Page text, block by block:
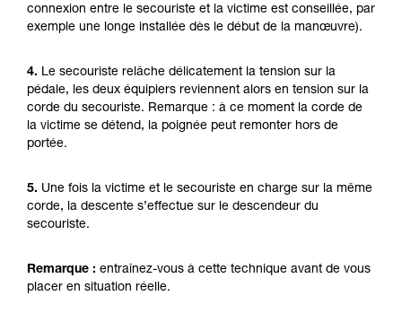
connexion entre le secouriste et la victime est conseillée, par
exemple une longe installée dès le début de la manœuvre).
4. Le secouriste relâche délicatement la tension sur la
pédale, les deux équipiers reviennent alors en tension sur la
corde du secouriste. Remarque : à ce moment la corde de
la victime se détend, la poignée peut remonter hors de
portée.
5. Une fois la victime et le secouriste en charge sur la même
corde, la descente s’effectue sur le descendeur du
secouriste.
Remarque : entraînez-vous à cette technique avant de vous
placer en situation réelle.